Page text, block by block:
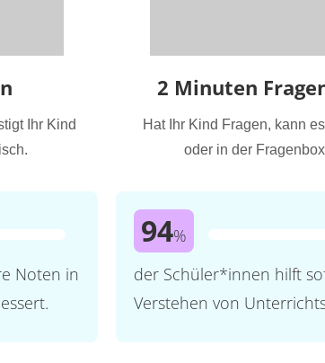
Ihr Kind
Noten in
2 Minuten
Hat Ihr Kind Fragen, kann
oder in der
94%
der Schüler*innen hilft
Verstehen von